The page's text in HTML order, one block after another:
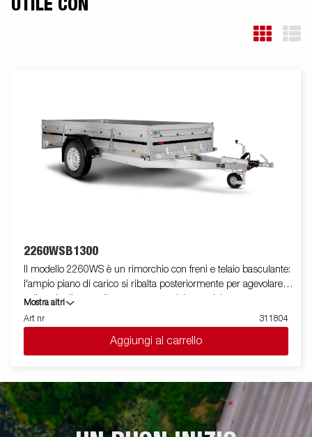
UTILE CON
2260WSB1300
Il modello 2260WS è un rimorchio con freni e telaio basculante:
l'ampio piano di carico si ribalta posteriormente per agevolare la
salita e la discesa di attrezzature e del materiale trasportato.
Una molla a gas anteriore agevola le operazioni di apertura e
chiusura del telaio. La sponda posteriore è rinforzata, e
semplifica il caricamento di motocicli, di attrezzature per il
giardinaggio e materiale vario. Il rimorchio ha le sponde laterali
un'ampia volumetria di carico. Il rimorchio è facile da caricare e
presenta le sponde anteriori e posteriori apribili per facilitare il
carico di merci più lunghe. Tutte le versioni sono dotate di anelli
di fissaggio carico interni per bloccare la merce trasportata.
Mostra altri
Art nr
311804
Aggiungi al carrello